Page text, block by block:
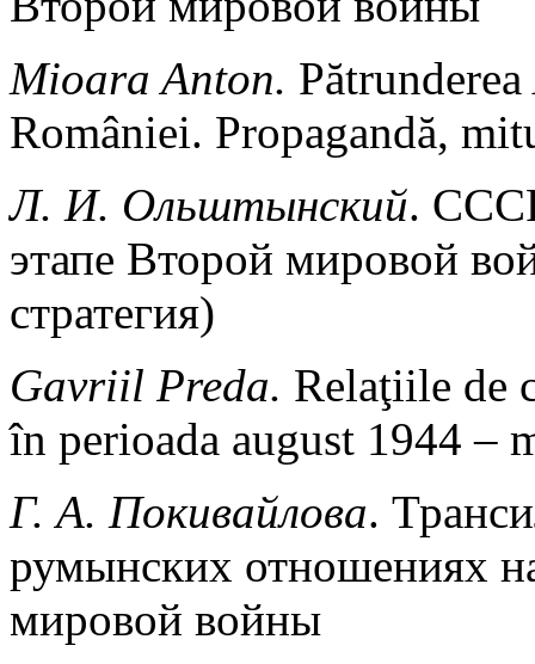
Mioara Anton.
României. Propagandă,
Л. И. Ольштынский.
этапе Второй мировой
стратегия)
Gavriil Preda. Relaţiile de
în perioada august 1944 –
Г. А. Покивайлова.
румынских отношениях
мировой войны